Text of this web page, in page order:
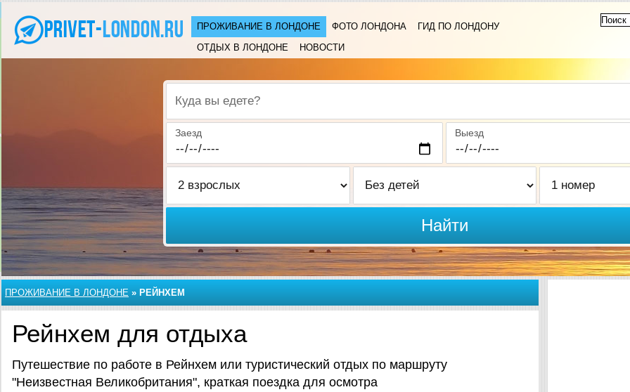
ПРОЖИВАНИЕ В ЛОНДОНЕ ФОТО ЛОНДОНА
ГИД ПО ЛОНДОНУ
ОТДЫХ В ЛОНДОНЕ
НОВОСТИ
Куда вы едете?
Заезд Выезд
Найти
ПРОЖИВАНИЕ В ЛОНДОНЕ » РЕЙНХЕМ
Рейнхем для отдыха
Путешествие по работе в Рейнхем или туристический отдых по маршруту
"Неизвестная Великобритания", краткая поездка для осмотра